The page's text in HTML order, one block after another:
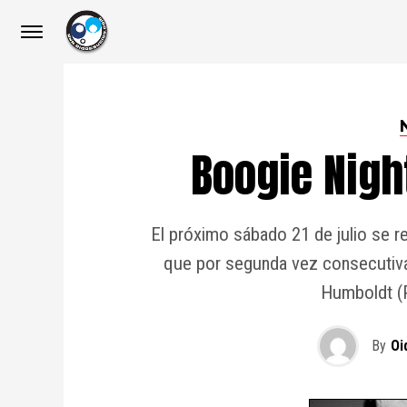
Boogie
El próximo sábado 21 de julio se
que por segunda vez
Humboldt
By